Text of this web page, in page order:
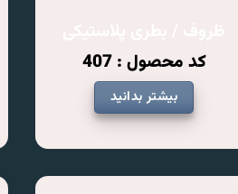
کد محصول : 407
بیشتر بدانید